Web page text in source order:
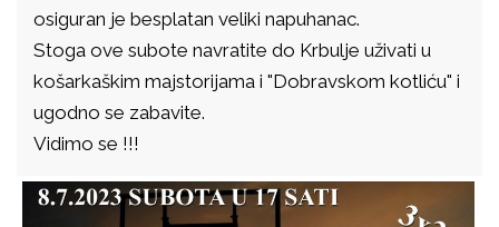
osiguran je besplatan veliki napuhanac.
Stoga ove subote navratite do Krbulje uživati u
košarkaškim majstorijama i "Dobravskom kotliću" i
ugodno se zabavite.
Vidimo se !!!